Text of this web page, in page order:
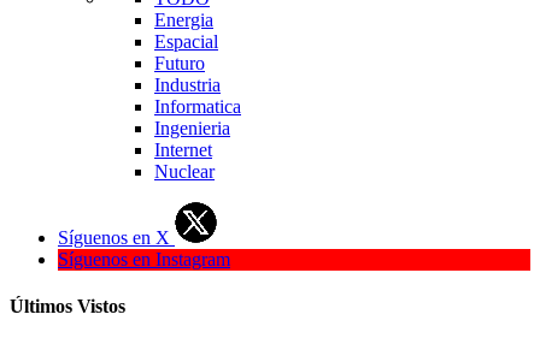
Energia
Espacial
Futuro
Industria
Informatica
Ingenieria
Internet
Nuclear
Síguenos en X
Síguenos en Instagram
Últimos Vistos